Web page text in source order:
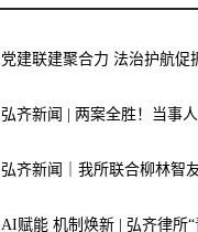
弘齐新闻 | 两案全胜！当事
AI赋能 机制焕新 | 弘齐律所